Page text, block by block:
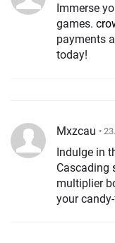
Immerse
games.
payments
today!
Mxzcau •
Indulge in
Cascading
multiplier
your